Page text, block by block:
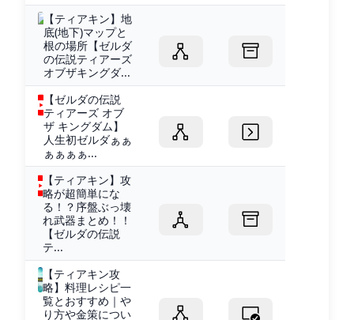
【ティアキン】地
底(地下)マップと
根の場所【ゼルダ
の伝説ティアーズ
オブザキングダ...
【ゼルダの伝説
ティアーズ オブ
ザ キングダム】
人生初ゼルダぁぁ
ぁぁぁぁ...
【ティアキン】攻
略が超簡単にな
る！？序盤ぶっ壊
れ武器まとめ！！
【ゼルダの伝説
テ...
【ティアキン攻
略】料理レシピ一
覧とおすすめ｜や
り方や金策につい